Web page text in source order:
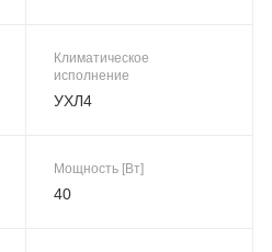
Климатическое
исполнение
УХЛ4
Мощность [Вт]
40